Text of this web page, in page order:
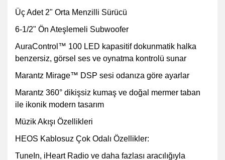
Üç Adet 2" Orta Menzilli Sürücü
6-1/2" Ön Ateşlemeli Subwoofer
AuraControl™ 100 LED kapasitif dokunmatik halka
benzersiz, görsel ses ve oynatma kontrolü sunar
Marantz Mirage™ DSP sesi odanıza göre ayarlar
Marantz 360° dikişsiz kumaş ve doğal mermer taban
ile ikonik modern tasarım
Müzik Akışı Özellikleri
HEOS Kablosuz Çok Odalı Özellikler:
TuneIn, iHeart Radio ve daha fazlası aracılığıyla